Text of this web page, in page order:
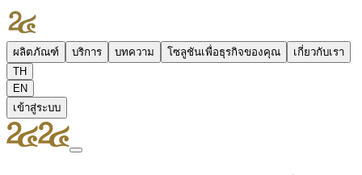
ผลิตภัณฑ์ บริการ บทความ โซลูชันเพื่อธุรกิจของคุณ
เกี่ยวกับเรา
TH
EN
เข้าสู่ระบบ